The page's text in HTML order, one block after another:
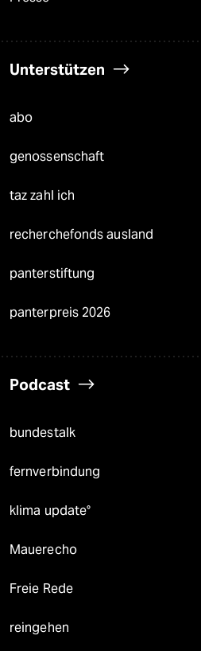
Unterstützen
abo
genossenschaft
taz zahl ich
recherchefonds ausland
panterstiftung
panterpreis 2026
Podcast
bundestalk
fernverbindung
klima update°
Mauerecho
Freie Rede
reingehen